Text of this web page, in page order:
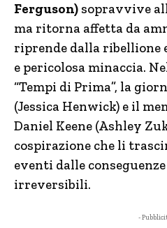
Ferguson) sopravvive
ma ritorna affetta da
riprende dalla ribellione
e pericolosa minaccia.
“Tempi di Prima”, la
(Jessica Henwick) e il
Daniel Keene (Ashley
cospirazione che li
eventi dalle
irreversibili.
-